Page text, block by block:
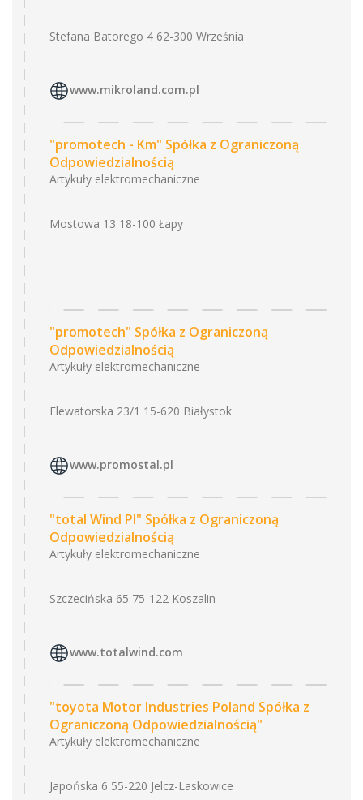
Stefana Batorego 4 62-300 Września
www.mikroland.com.pl
"promotech - Km" Spółka z Ograniczoną
Odpowiedzialnością
Artykuły elektromechaniczne
Mostowa 13 18-100 Łapy
"promotech" Spółka z Ograniczoną
Odpowiedzialnością
Artykuły elektromechaniczne
Elewatorska 23/1 15-620 Białystok
www.promostal.pl
"total Wind Pl" Spółka z Ograniczoną
Odpowiedzialnością
Artykuły elektromechaniczne
Szczecińska 65 75-122 Koszalin
www.totalwind.com
"toyota Motor Industries Poland Spółka z
Ograniczoną Odpowiedzialnością"
Artykuły elektromechaniczne
Japońska 6 55-220 Jelcz-Laskowice